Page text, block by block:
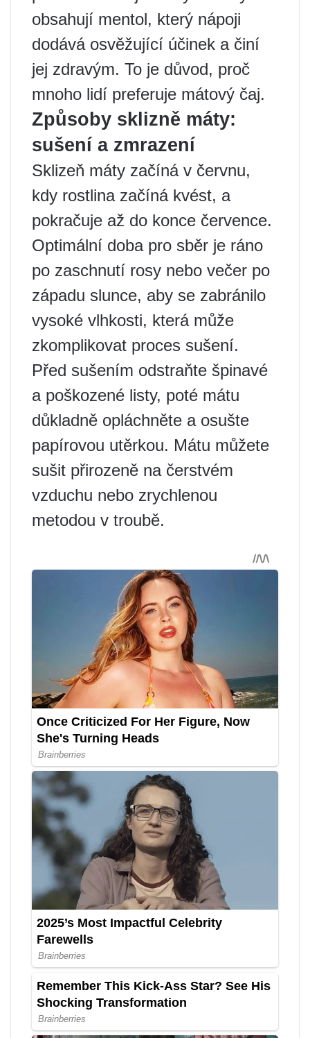
obsahují mentol, který nápoji
dodává osvěžující účinek a činí
jej zdravým. To je důvod, proč
mnoho lidí preferuje mátový čaj.
Způsoby sklizně máty:
sušení a zmrazení
Sklizeň máty začíná v červnu,
kdy rostlina začíná kvést, a
pokračuje až do konce července.
Optimální doba pro sběr je ráno
po zaschnutí rosy nebo večer po
západu slunce, aby se zabránilo
vysoké vlhkosti, která může
zkomplikovat proces sušení.
Před sušením odstraňte špinavé
a poškozené listy, poté mátu
důkladně opláchněte a osušte
papírovou utěrkou. Mátu můžete
sušit přirozeně na čerstvém
vzduchu nebo zrychlenou
metodou v troubě.